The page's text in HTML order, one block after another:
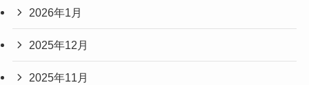
2026年1月
2025年12月
2025年11月